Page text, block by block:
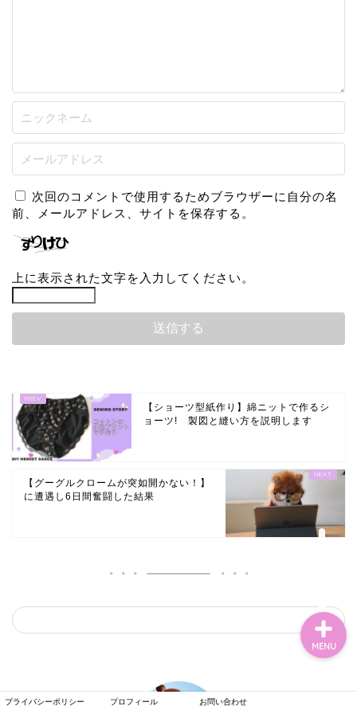
次回のコメントで使用するためブラウザーに自分の名
前、メールアドレス、サイトを保存する。
上に表示された文字を入力してください。
【ショーツ型紙作り】綿ニットで作るシ
ョーツ! 製図と縫い方を説明します
【グーグルクロームが突如開かない！】
に遭遇し6日間奮闘した結果
プライバシーポリシー プロフィール お問い合わせ
MENU